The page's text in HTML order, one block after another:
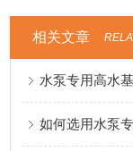
相关文章
如何选用水泵